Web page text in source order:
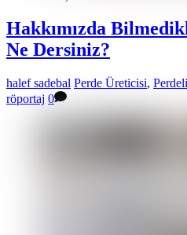
Hakkımızda
Ne Dersiniz?
halef sadebal Perde Üreticisi,
röportaj 0